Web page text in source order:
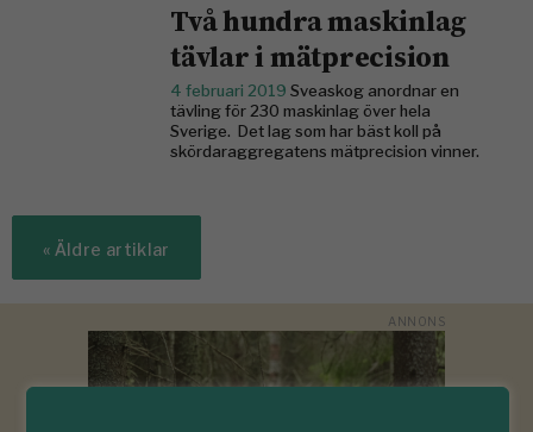
Två hundra maskinlag
tävlar i mätprecision
4 februari 2019 Sveaskog anordnar en
tävling för 230 maskinlag över hela
Sverige. Det lag som har bäst koll på
skördaraggregatens mätprecision vinner.
« Äldre artiklar